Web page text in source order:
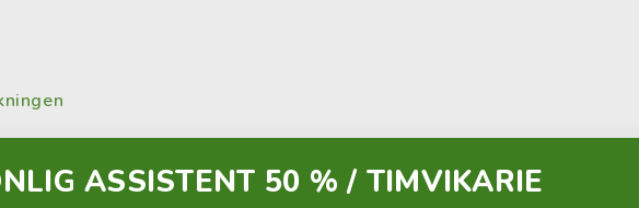
ASSISTENT 50 % / TIMVIKARIE